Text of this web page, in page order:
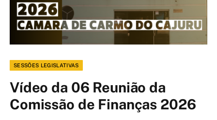
SESSÕES LEGISLATIVAS
Vídeo da 06 Reunião da
Comissão de Finanças 2026